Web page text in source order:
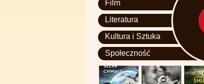
Film
Literatura
Kultura i Sztuka
Społeczność